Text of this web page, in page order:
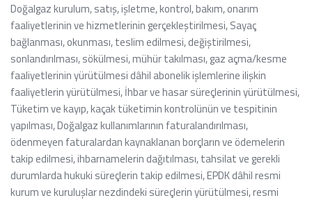
Doğalgaz kurulum, satış, işletme, kontrol, bakım, onarım
faaliyetlerinin ve hizmetlerinin gerçekleştirilmesi, Sayaç
bağlanması, okunması, teslim edilmesi, değiştirilmesi,
sonlandırılması, sökülmesi, mühür takılması, gaz açma/kesme
faaliyetlerinin yürütülmesi dâhil abonelik işlemlerine ilişkin
faaliyetlerin yürütülmesi, İhbar ve hasar süreçlerinin yürütülmesi,
Tüketim ve kayıp, kaçak tüketimin kontrolünün ve tespitinin
yapılması, Doğalgaz kullanımlarının faturalandırılması,
ödenmeyen faturalardan kaynaklanan borçların ve ödemelerin
takip edilmesi, ihbarnamelerin dağıtılması, tahsilat ve gerekli
durumlarda hukuki süreçlerin takip edilmesi, EPDK dâhil resmi
kurum ve kuruluşlar nezdindeki süreçlerin yürütülmesi, resmi